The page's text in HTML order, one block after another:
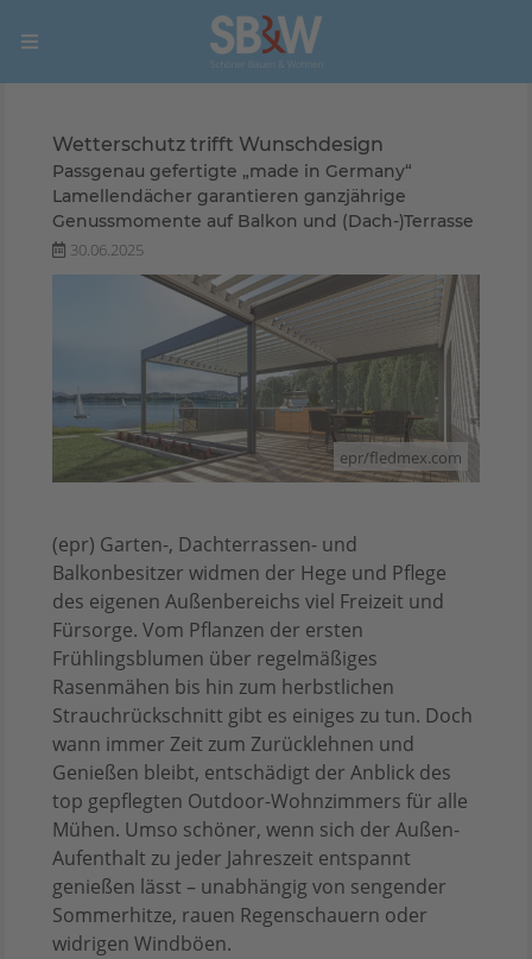
Wetterschutz trifft Wunschdesign
Passgenau gefertigte „made in Germany“
Lamellendächer garantieren ganzjährige
Genussmomente auf Balkon und (Dach-)Terrasse
30.06.2025
epr/fledmex.com
(epr) Garten-, Dachterrassen- und
Balkonbesitzer widmen der Hege und Pflege
des eigenen Außenbereichs viel Freizeit und
Fürsorge. Vom Pflanzen der ersten
Frühlingsblumen über regelmäßiges
Rasenmähen bis hin zum herbstlichen
Strauchrückschnitt gibt es einiges zu tun. Doch
wann immer Zeit zum Zurücklehnen und
Genießen bleibt, entschädigt der Anblick des
top gepflegten Outdoor-Wohnzimmers für alle
Mühen. Umso schöner, wenn sich der Außen-
Aufenthalt zu jeder Jahreszeit entspannt
genießen lässt – unabhängig von sengender
Sommerhitze, rauen Regenschauern oder
widrigen Windböen.